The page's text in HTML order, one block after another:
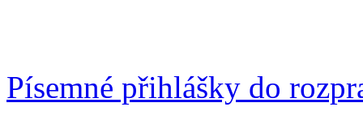
Písemné přihlášky do